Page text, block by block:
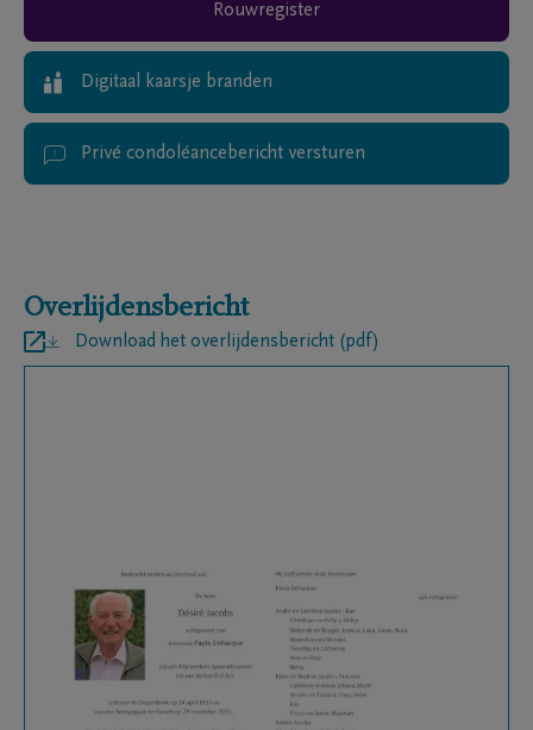
Rouwregister
Digitaal kaarsje branden
Privé condoléancebericht versturen
Overlijdensbericht
Download het overlijdensbericht (pdf)